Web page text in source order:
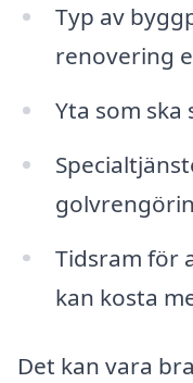
Typ av
renovering
Yta som
Tidsram för
kan kosta
Det kan vara